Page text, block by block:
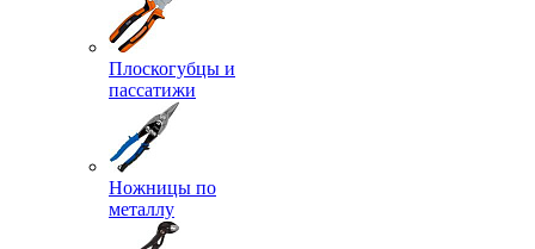
Плоскогубцы и
пассатижи
Ножницы по
металлу